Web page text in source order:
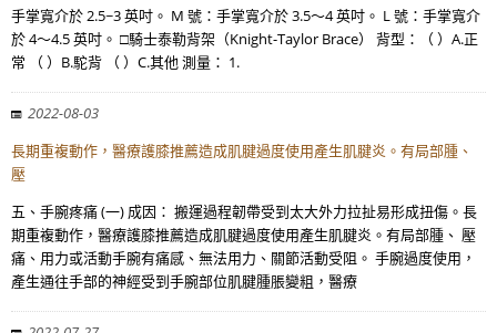
手掌寬介於 2.5~3 英吋。 M 號：手掌寬介於 3.5～4 英吋。 L 號：手掌寬介
於 4～4.5 英吋。 □騎士泰勒背架（Knight-Taylor Brace） 背型：（ ）A.正
常 （ ）B.駝背 （ ）C.其他 測量： 1.
2022-08-03
長期重複動作，醫療護膝推薦造成肌腱過度使用產生肌腱炎。有局部腫、
壓
五、手腕疼痛 (一) 成因： 搬運過程韌帶受到太大外力拉扯易形成扭傷。長
期重複動作，醫療護膝推薦造成肌腱過度使用產生肌腱炎。有局部腫、 壓
痛、用力或活動手腕有痛感、無法用力、關節活動受阻。 手腕過度使用，
產生通往手部的神經受到手腕部位肌腱腫脹變粗，醫療